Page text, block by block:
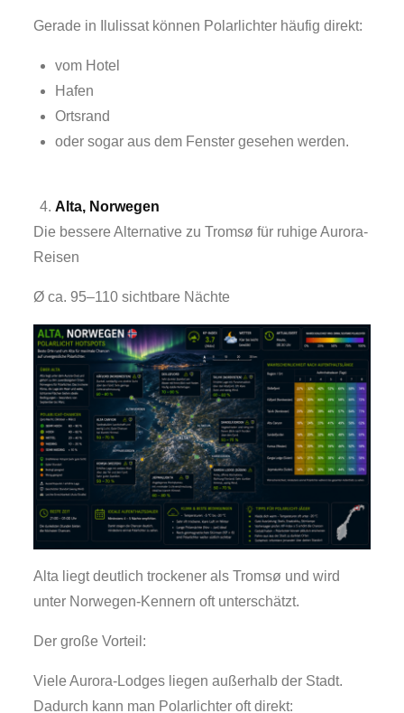
Gerade in Ilulissat können Polarlichter häufig direkt:
vom Hotel
Hafen
Ortsrand
oder sogar aus dem Fenster gesehen werden.
Alta, Norwegen
Die bessere Alternative zu Tromsø für ruhige Aurora-
Reisen
Ø ca. 95–110 sichtbare Nächte
Alta liegt deutlich trockener als Tromsø und wird
unter Norwegen-Kennern oft unterschätzt.
Der große Vorteil:
Viele Aurora-Lodges liegen außerhalb der Stadt.
Dadurch kann man Polarlichter oft direkt: